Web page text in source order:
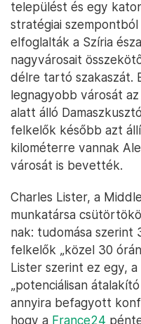
települést és egy
stratégiai
elfoglalták a Szíria
nagyvárosait
délre tartó szakaszát.
legnagyobb városát
alatt álló
felkelők később azt
kilométerre vannak
városát is bevették.
Charles Lister, a
munkatársa
nak: tudomása
felkelők „közel 30
Lister szerint ez egy,
„potenciálisan
annyira befagyott
hogy a France24